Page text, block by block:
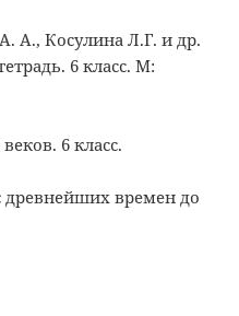
А., Косулина Л.Г. и др.
6 класс. М:
6 класс.
древнейших времен до